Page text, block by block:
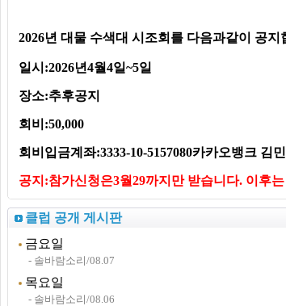
2026년 대물 수색대 시조회를 다음과같이 공지
일시:2026년4월4일~5일
장소:추후공지
회비:50,000
회비입금계좌:3333-10-5157080카카오뱅크 김
공지:참가신청은3월29까지만 받습니다. 이후
클럽 공개 게시판
금요일
- 솔바람소리/08.07
목요일
- 솔바람소리/08.06